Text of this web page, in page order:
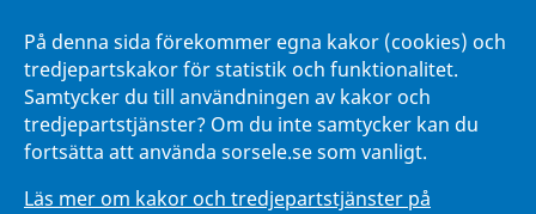
På denna sida förekommer egna kakor (cookies) och
tredjepartskakor för statistik och funktionalitet.
Samtycker du till användningen av kakor och
tredjepartstjänster? Om du inte samtycker kan du
fortsätta att använda sorsele.se som vanligt.
Läs mer om kakor och tredjepartstjänster på
Intranätet Hänna